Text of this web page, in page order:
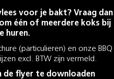
voor je bakt? Vraag dan
één of meerdere koks bij
huren.
(particulieren) en onze BBQ
excl. BTW zijn vermeld.
de flyer te downloaden